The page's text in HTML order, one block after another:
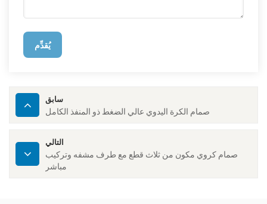
يُقدِّم
سابق
صمام الكرة اليدوي عالي الضغط ذو المنفذ الكامل
التالي
صمام كروي مكون من ثلاث قطع مع طرف مشفه وتركيب
مباشر